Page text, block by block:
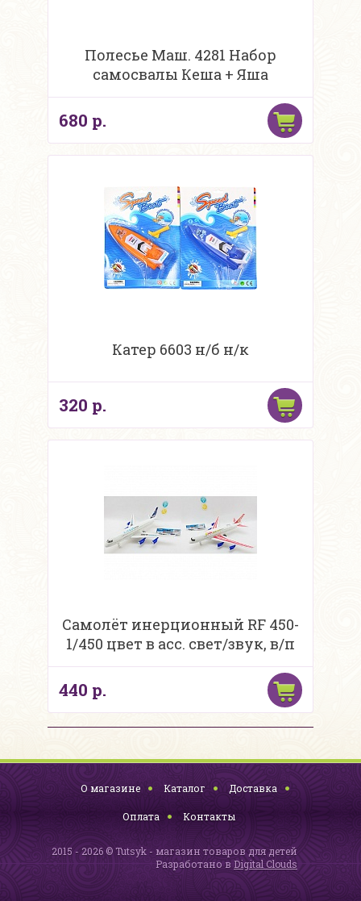
Полесье Маш. 4281 Набор
самосвалы Кеша + Яша
680 р.
Катер 6603 н/б н/к
320 р.
Самолёт инерционный RF 450-
1/450 цвет в асс. свет/звук, в/п
440 р.
О магазине Каталог Доставка
Оплата Контакты
2015 - 2026 © Tutsyk - магазин товаров для детей
Разработано в Digital Clouds